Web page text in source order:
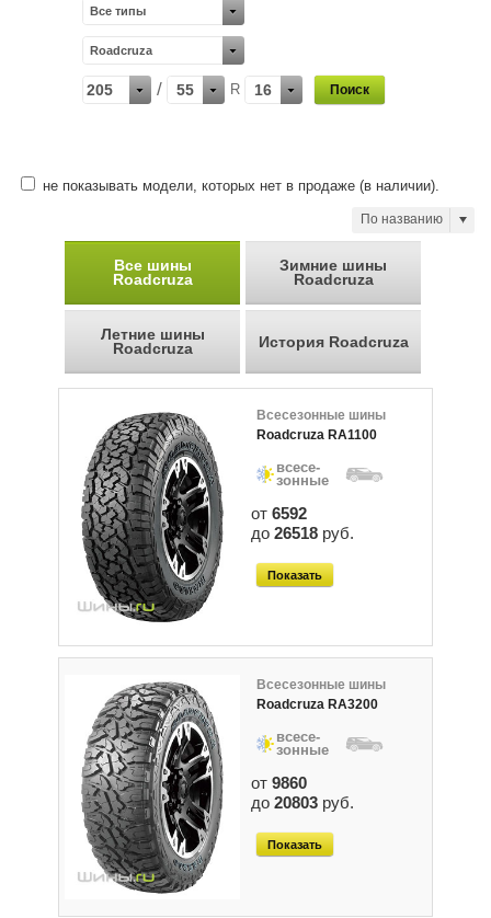
Все типы
Roadcruza
205 / 55 R 16
не показывать модели, которых нет в продаже (в наличии).
По названию
Все шины
Roadcruza
Зимние шины
Roadcruza
Летние шины
Roadcruza
История Roadcruza
Всесезонные шины
Roadcruza RA1100
всесе-
зонные
от 6592
до 26518 руб.
Показать
Всесезонные шины
Roadcruza RA3200
всесе-
зонные
от 9860
до 20803 руб.
Показать